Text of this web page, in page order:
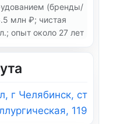
(бренды/
млн ₽; чистая
опыт около 27 лет
г Челябинск, ст
119